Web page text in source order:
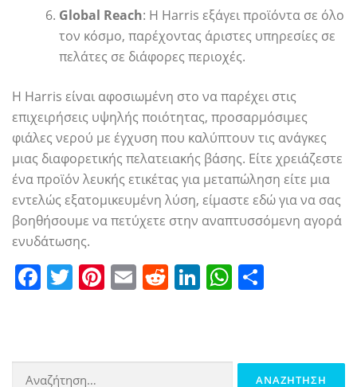
Global Reach: Η Harris εξάγει προϊόντα σε όλο
τον κόσμο, παρέχοντας άριστες υπηρεσίες σε
πελάτες σε διάφορες περιοχές.
Η Harris είναι αφοσιωμένη στο να παρέχει στις
επιχειρήσεις υψηλής ποιότητας, προσαρμόσιμες
φιάλες νερού με έγχυση που καλύπτουν τις ανάγκες
μιας διαφορετικής πελατειακής βάσης. Είτε χρειάζεστε
ένα προϊόν λευκής ετικέτας για μεταπώληση είτε μια
εντελώς εξατομικευμένη λύση, είμαστε εδώ για να σας
βοηθήσουμε να πετύχετε στην αναπτυσσόμενη αγορά
ενυδάτωσης.
Facebook
Twitter
Pinterest
EmailReddit
LinkedIn
WhatsApp
Αναζήτηση